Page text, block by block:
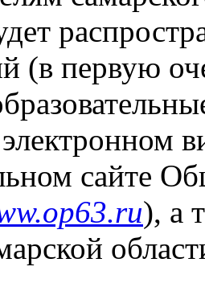
(в первую
сайте
), а